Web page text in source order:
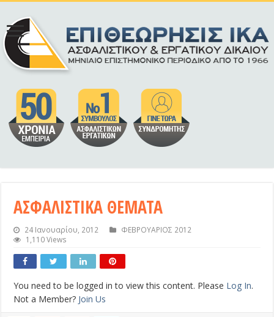
ΑΣΦΑΛΙΣΤΙΚΑ ΘΕΜΑΤΑ
24 Ιανουαρίου, 2012
ΦΕΒΡΟΥΑΡΙΟΣ 2012
1,110 Views
You need to be logged in to view this content. Please Log In.
Not a Member? Join Us